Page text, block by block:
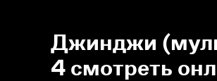
Джинджи
4 смотреть